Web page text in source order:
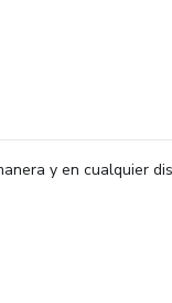
y en cualquier